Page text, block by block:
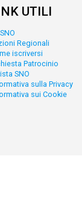
UTILI
Regionali
iscriversi
Patrocinio
SNO
sulla Privacy
sui Cookie